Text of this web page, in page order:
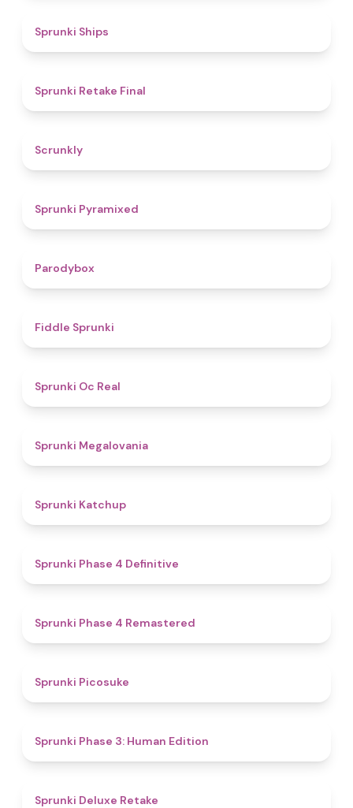
Sprunki Ships
Sprunki Retake Final
Scrunkly
Sprunki Pyramixed
Parodybox
Fiddle Sprunki
Sprunki Oc Real
Sprunki Megalovania
Sprunki Katchup
Sprunki Phase 4 Definitive
Sprunki Phase 4 Remastered
Sprunki Picosuke
Sprunki Phase 3: Human Edition
Sprunki Deluxe Retake